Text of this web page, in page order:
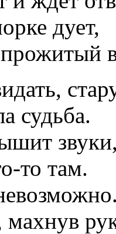
дует,
судьба.
то там.
махнув